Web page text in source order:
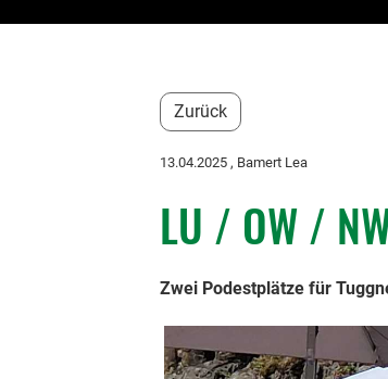
Zurück
13.04.2025 , Bamert Lea
LU / OW /
Zwei Podestplätze für